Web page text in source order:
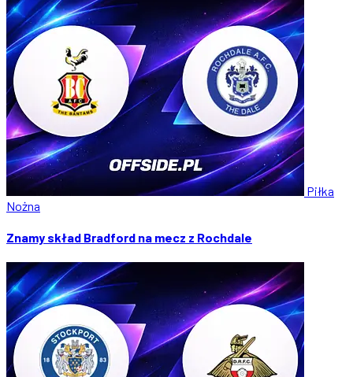
Piłka
Nożna
Znamy skład Bradford na mecz z Rochdale